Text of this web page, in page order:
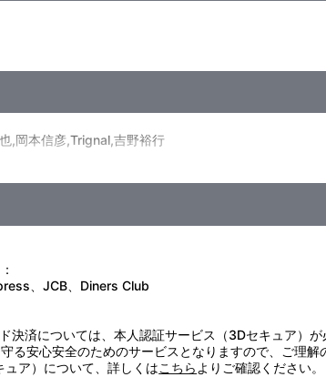
,岡本信彦,Trignal,吉野裕行
、JCB、Diners Club
決済については、本人認証サービス（3Dセキュア）
る安心安全のためのサービスとなりますので、ご理
ア）について、詳しくはこちら よりご確認ください。